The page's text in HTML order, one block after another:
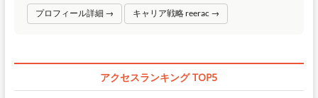
プロフィール詳細 → キャリア戦略 reerac →
アクセスランキング TOP5